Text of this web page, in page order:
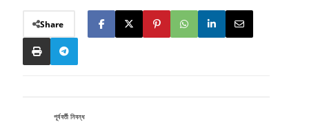
Share
পূর্ববর্তী নিবন্ধ